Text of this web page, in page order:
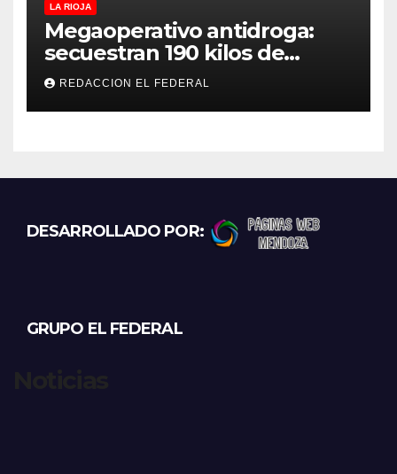
LA RIOJA
Megaoperativo antidroga:
secuestran 190 kilos de
marihuana que tenían como
destino La Rioja y Catamarca
REDACCION EL FEDERAL
DESARROLLADO POR:
GRUPO EL FEDERAL